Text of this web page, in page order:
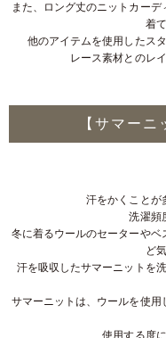
また、ロング丈のニットカー
着
他のアイテムを使用したス
レース素材とのレ
【サマーニ
汗をかくことが
洗濯頻
冬に着るウールのセーターや
ど
汗を吸収したサマーニットを
サマーニットは、ウールを使用
使用する度